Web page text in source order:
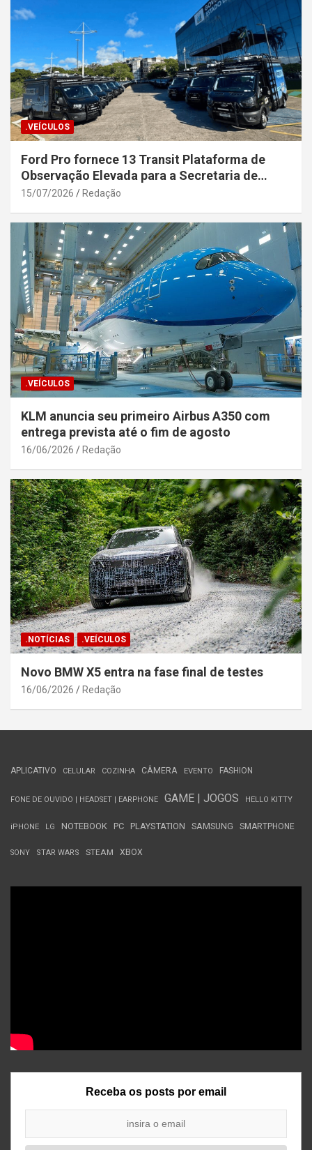
.VEÍCULOS
Ford Pro fornece 13 Transit Plataforma de
Observação Elevada para a Secretaria de
Segurança Pública da Bahia
15/07/2026 Redação
.VEÍCULOS
KLM anuncia seu primeiro Airbus A350 com
entrega prevista até o fim de agosto
16/06/2026 Redação
.NOTÍCIAS .VEÍCULOS
Novo BMW X5 entra na fase final de testes
16/06/2026 Redação
APLICATIVO CELULAR COZINHA CÂMERA EVENTO FASHION
FONE DE OUVIDO | HEADSET | EARPHONE GAME | JOGOS HELLO KITTY
iPHONE LG NOTEBOOK PC PLAYSTATION SAMSUNG SMARTPHONE
SONY STAR WARS STEAM XBOX
Receba os posts por email